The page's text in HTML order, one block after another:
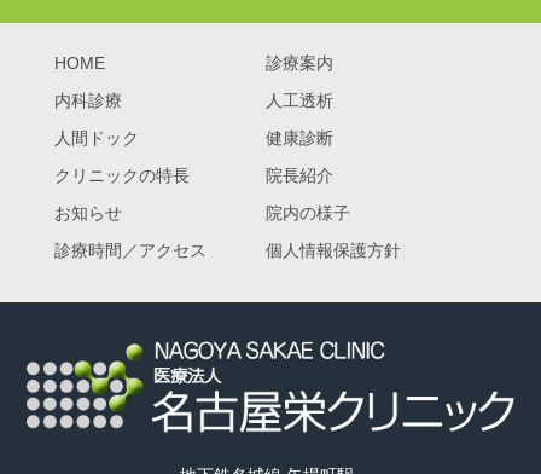
HOME
診療案内
内科診療
人工透析
人間ドック
健康診断
クリニックの特長
院長紹介
お知らせ
院内の様子
診療時間／アクセス
個人情報保護方針